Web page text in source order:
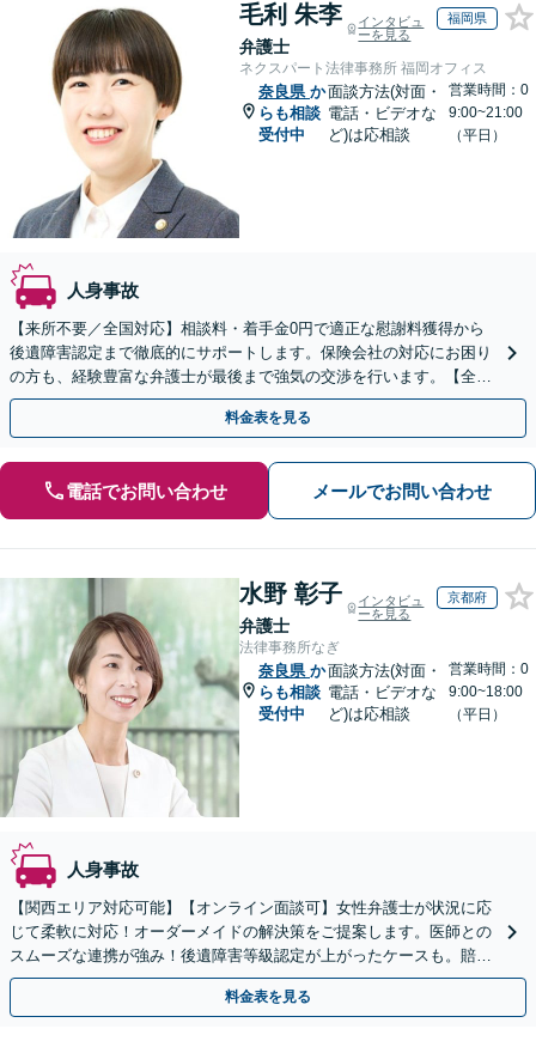
毛利 朱李
弁護士
インタビュ
ーを見る
福岡県
ネクスパート法律事務所 福岡オフィス
奈良県 か
らも相談
受付中
面談方法(対面・
電話・ビデオな
ど)は応相談
営業時間：0
9:00~21:00
（平日）
人身事故
【来所不要／全国対応】相談料・着手金0円で適正な慰謝料獲得から
後遺障害認定まで徹底的にサポートします。保険会社の対応にお困り
の方も、経験豊富な弁護士が最後まで強気の交渉を行います。【全国
13拠点】お気軽にご相談ください。
料金表を見る
電話でお問い合わせ メールでお問い合わせ
水野 彰子
弁護士
インタビュ
ーを見る
京都府
法律事務所なぎ
奈良県 か
らも相談
受付中
面談方法(対面・
電話・ビデオな
ど)は応相談
営業時間：0
9:00~18:00
（平日）
人身事故
【関西エリア対応可能】【オンライン面談可】女性弁護士が状況に応
じて柔軟に対応！オーダーメイドの解決策をご提案します。医師との
スムーズな連携が強み！後遺障害等級認定が上がったケースも。賠償
金・慰謝料請求／保険会社との交渉など【初回相談無料】
料金表を見る